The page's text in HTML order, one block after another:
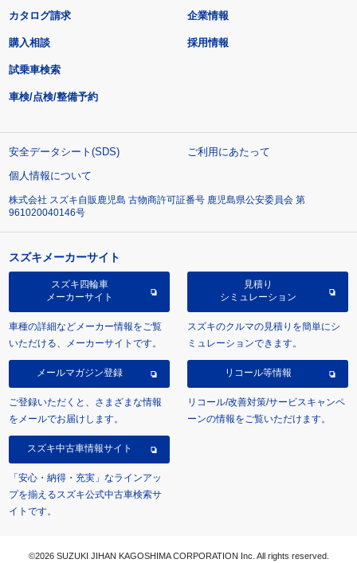
カタログ請求
購入相談
試乗車検索
車検/点検/整備予約
企業情報
採用情報
安全データシート(SDS)
ご利用にあたって
個人情報について
株式会社 スズキ自販鹿児島 古物商許可証番号 鹿児島県公安委員会 第
961020040146号
スズキメーカーサイト
スズキ四輪車
メーカーサイト
車種の詳細などメーカー情報をご覧
いただける、メーカーサイトです。
見積り
シミュレーション
スズキのクルマの見積りを簡単にシ
ミュレーションできます。
メールマガジン登録
ご登録いただくと、さまざまな情報
をメールでお届けします。
リコール等情報
リコール/改善対策/サービスキャンペ
ーンの情報をご覧いただけます。
スズキ中古車情報サイト
「安心・納得・充実」なラインアッ
プを揃えるスズキ公式中古車検索サ
イトです。
©2026 SUZUKI JIHAN KAGOSHIMA CORPORATION Inc. All rights reserved.